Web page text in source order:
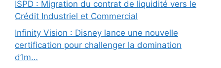
ISPD : Migration du contrat de liquidité vers le
Crédit Industriel et Commercial
Infinity Vision : Disney lance une nouvelle
certification pour challenger la domination
d’Im…